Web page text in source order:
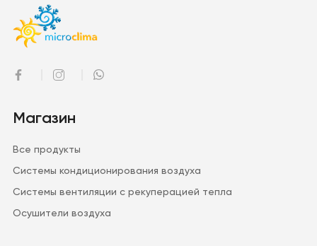
Магазин
Все продукты
Системы кондиционирования воздуха
Системы вентиляции с рекуперацией тепла
Осушители воздуха